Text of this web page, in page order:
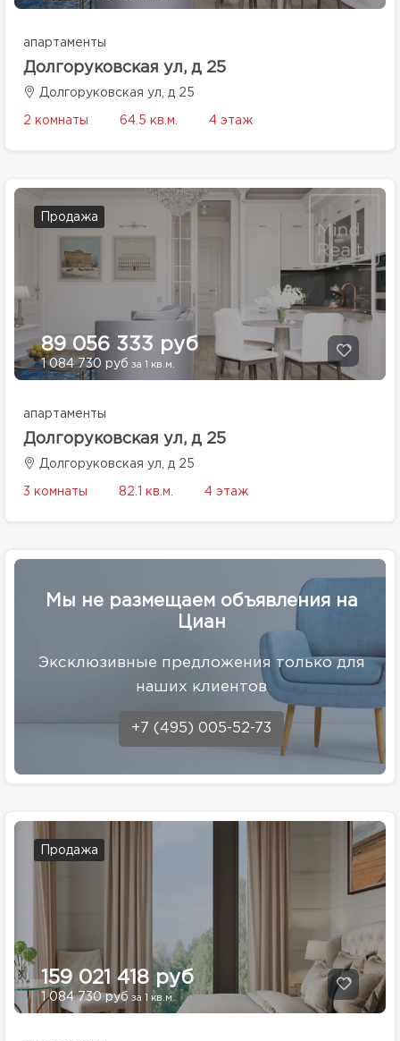
апартаменты
Долгоруковская ул, д 25
Долгоруковская ул, д 25
2 комнаты 64.5 кв.м. 4 этаж
Продажа
89 056 333 руб
1 084 730 руб за 1 кв.м.
апартаменты
Долгоруковская ул, д 25
Долгоруковская ул, д 25
3 комнаты 82.1 кв.м. 4 этаж
Мы не размещаем объявления на
Циан
Эксклюзивные предложения только для
наших клиентов
+7 (495) 005-52-73
Продажа
159 021 418 руб
1 084 730 руб за 1 кв.м.